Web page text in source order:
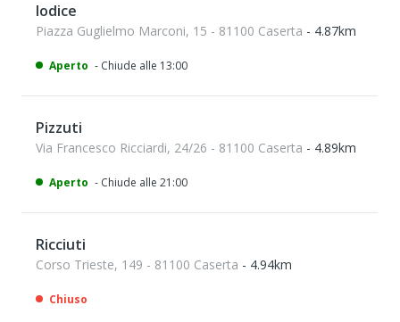
Iodice
Piazza Guglielmo Marconi, 15 - 81100 Caserta - 4.87km
Aperto - Chiude alle 13:00
Pizzuti
Via Francesco Ricciardi, 24/26 - 81100 Caserta - 4.89km
Aperto - Chiude alle 21:00
Ricciuti
Corso Trieste, 149 - 81100 Caserta - 4.94km
Chiuso